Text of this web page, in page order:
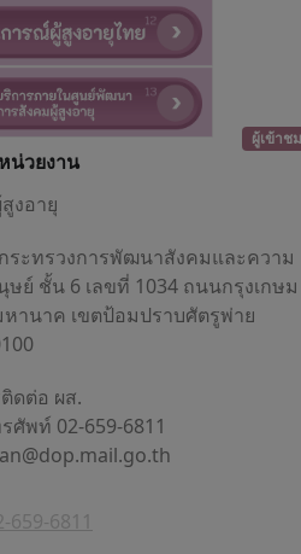
ผู้เข้าช
น่วยงาน
งอายุ
ระทรวงการพัฒนาสังคมและความ
ย์ ชั้น 6 เลขที่ 1034 ถนนกรุงเกษม
านาค เขตป้อมปราบศัตรูพ่าย
ดต่อ ผส.
ศัพท์ 02-659-6811
659-6811